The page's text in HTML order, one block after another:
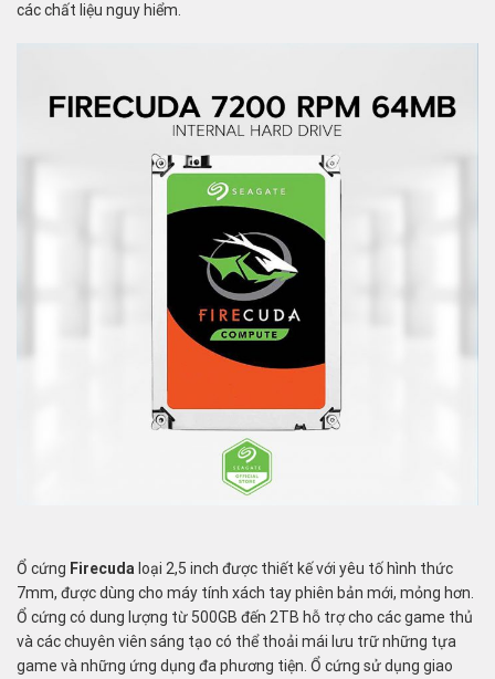
các chất liệu nguy hiểm.
Ổ cứng Firecuda loại 2,5 inch được thiết kế với yêu tố hình thức
7mm, được dùng cho máy tính xách tay phiên bản mới, mỏng hơn.
Ổ cứng có dung lượng từ 500GB đến 2TB hỗ trợ cho các game thủ
và các chuyên viên sáng tạo có thể thoải mái lưu trữ những tựa
game và những ứng dụng đa phương tiện. Ổ cứng sử dụng giao